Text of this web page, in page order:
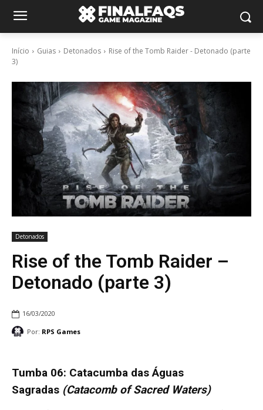
Início Guias Detonados
Rise of the Tomb Raider - Detonado (parte
3)
Detonados
Rise of the Tomb Raider –
Detonado (parte 3)
16/03/2020
Por: RPS Games
Tumba 06: Catacumba das Águas
Sagradas (Catacomb of Sacred Waters)